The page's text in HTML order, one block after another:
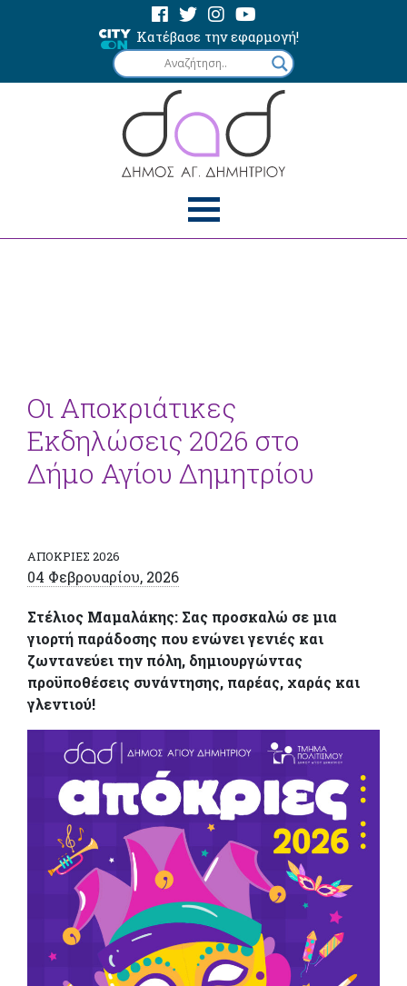
Κατέβασε την εφαρμογή!
Οι Αποκριάτικες
Εκδηλώσεις 2026 στο
Δήμο Αγίου Δημητρίου
ΑΠΟΚΡΙΕΣ 2026
04 Φεβρουαρίου, 2026
Στέλιος Μαμαλάκης: Σας προσκαλώ σε μια
γιορτή παράδοσης που ενώνει γενιές και
ζωντανεύει την πόλη, δημιουργώντας
προϋποθέσεις συνάντησης, παρέας, χαράς και
γλεντιού!